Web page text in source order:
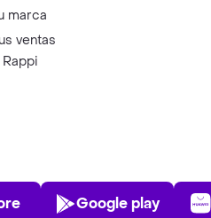
marca
ventas
Store Play Store
Google play